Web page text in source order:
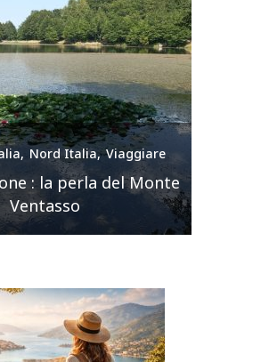
Nord Italia Viaggiare
e le sue cascate
spettacolari